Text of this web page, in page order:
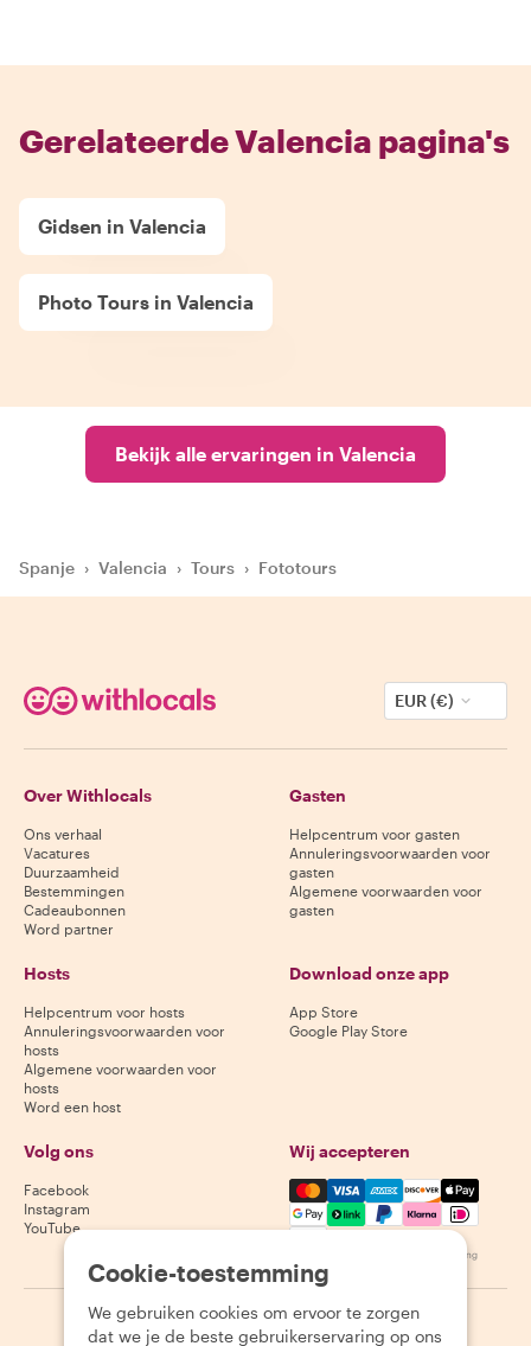
Gerelateerde Valencia pagina's
Gidsen in Valencia
Photo Tours in Valencia
Bekijk alle ervaringen in Valencia
Spanje › Valencia › Tours › Fototours
EUR (€)
Over Withlocals
Ons verhaal
Vacatures
Duurzaamheid
Bestemmingen
Cadeaubonnen
Word partner
Gasten
Helpcentrum voor gasten
Annuleringsvoorwaarden voor
gasten
Algemene voorwaarden voor
gasten
Hosts
Helpcentrum voor hosts
Annuleringsvoorwaarden voor
hosts
Algemene voorwaarden voor
hosts
Word een host
Download onze app
App Store
Google Play Store
Volg ons
Facebook
Instagram
YouTube
Wij accepteren
Mastercard, Visa, Amex,
Beschikbaarheid varieert per bestemming
2026 Withlocals.com Privacybeleid Cookies
Cookie-toestemming
We gebruiken cookies om ervoor te zorgen
dat we je de beste gebruikerservaring op ons